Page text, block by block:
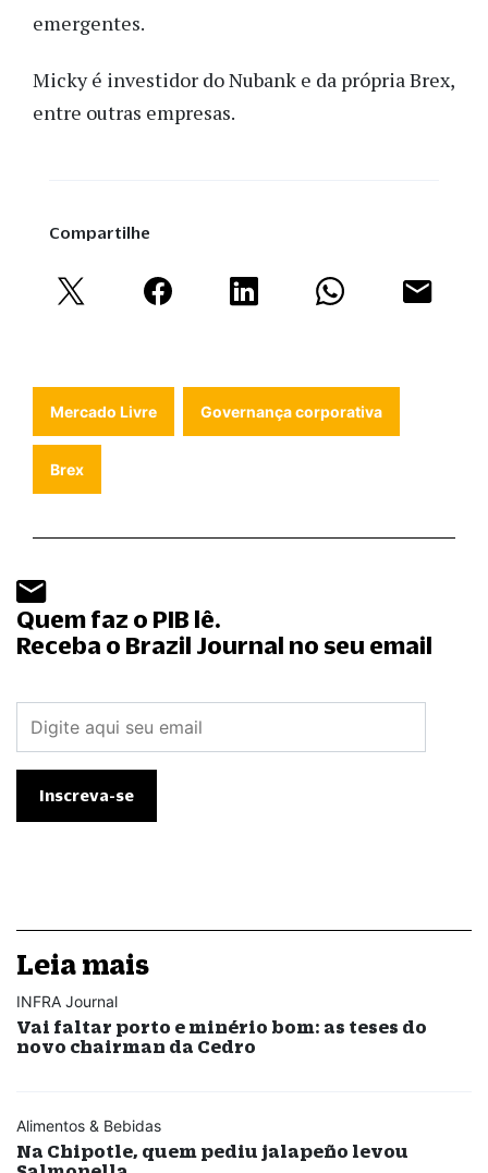
emergentes.
Micky é investidor do Nubank e da própria Brex,
entre outras empresas.
Compartilhe
Mercado Livre Governança corporativa
Brex
Quem faz o PIB lê.
Receba o Brazil Journal no seu email
Leia mais
INFRA Journal
Vai faltar porto e minério bom: as teses do
novo chairman da Cedro
Alimentos & Bebidas
Na Chipotle, quem pediu jalapeño levou